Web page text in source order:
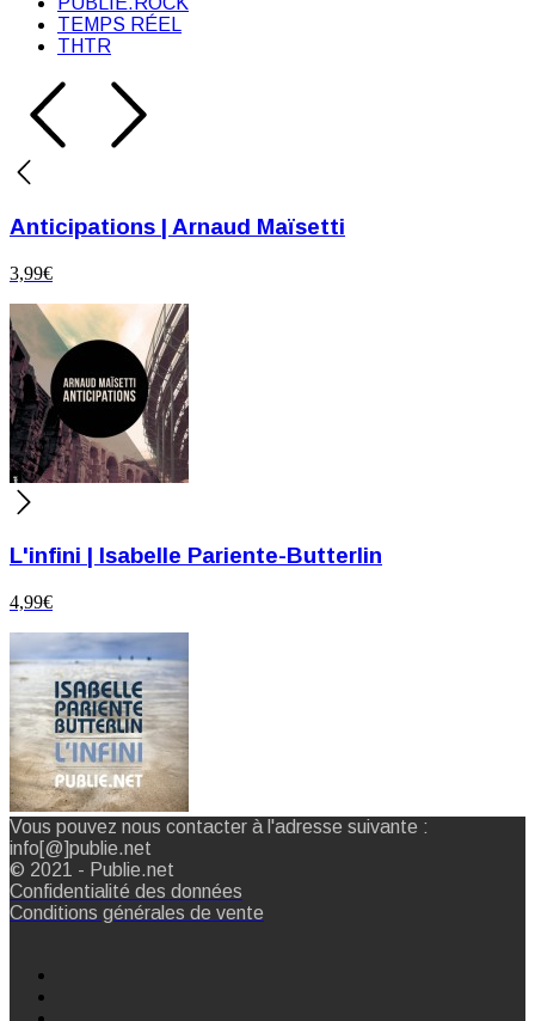
TEMPS RÉEL
THTR
Anticipations | Arnaud Maïsetti
3,99€
L'infini | Isabelle Pariente-Butterlin
4,99€
Vous pouvez nous contacter à l'adresse suivante :
info[@]publie.net
© 2021 - Publie.net
Confidentialité des données
Conditions générales de vente